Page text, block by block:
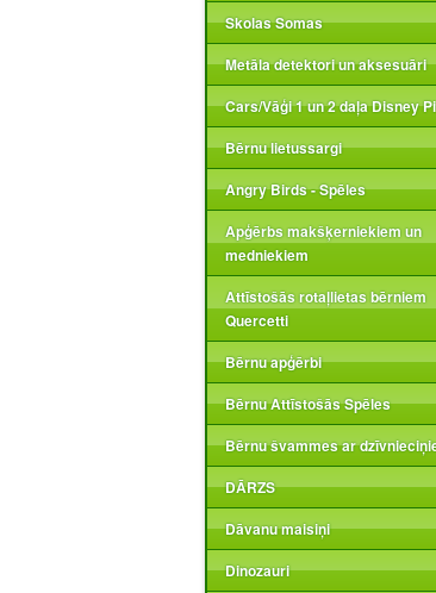
Skolas Somas
Metāla detektori un aksesuāri
Cars/Vāģi 1 un 2 daļa Disney
Bērnu lietussargi
Angry Birds - Spēles
Apģērbs makšķerniekiem un
medniekiem
Attīstošās rotaļlietas bērniem
Quercetti
Bērnu apģērbi
Bērnu Attīstošās Spēles
Bērnu švammes ar
DĀRZS
Dāvanu maisiņi
Dinozauri